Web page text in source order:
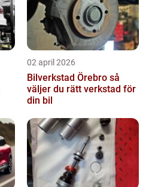
02 april 2026
Bilverkstad Örebro så
väljer du rätt verkstad för
din bil